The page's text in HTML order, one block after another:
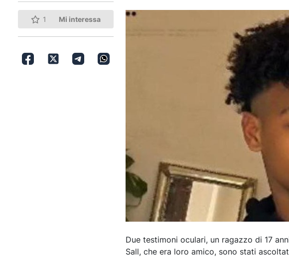
1 Mi interessa
Due testimoni oculari, un ragazzo di 17
Sall, che era loro amico, sono stati